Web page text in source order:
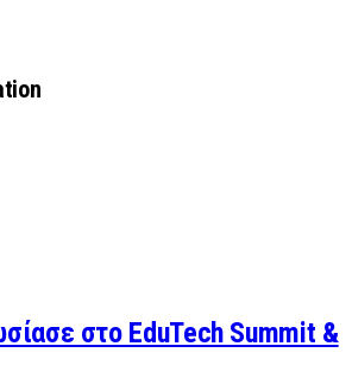
στο EduTech Summit &